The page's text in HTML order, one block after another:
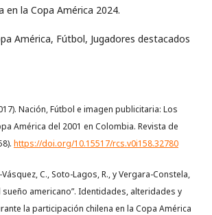
en la Copa América 2024.
América, Fútbol, Jugadores destacados
Nación, Fútbol e imagen publicitaria: Los
América del 2001 en Colombia. Revista de
https://doi.org/10.15517/rcs.v0i158.32780
Vásquez, C., Soto-Lagos, R., y Vergara-Constela,
sueño americano”. Identidades, alteridades y
la participación chilena en la Copa América